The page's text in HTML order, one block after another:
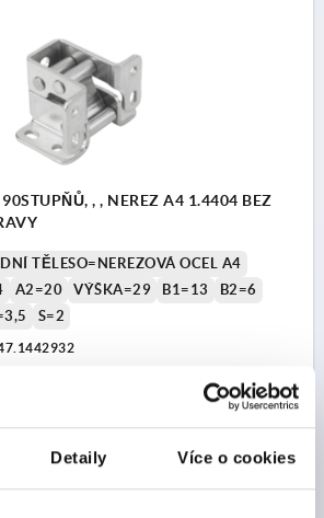
Detaily Více o cookies
, , NEREZ A4 1.4404 BEZ
TĚLESO=NEREZOVÁ OCEL A4
A2=20 VÝŠKA=29 B1=13
B2=6
S=2
DETAILY